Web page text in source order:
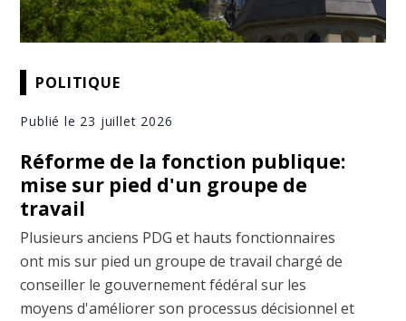
POLITIQUE
Publié le 23 juillet 2026
Réforme de la fonction publique:
mise sur pied d'un groupe de
travail
Plusieurs anciens PDG et hauts fonctionnaires
ont mis sur pied un groupe de travail chargé de
conseiller le gouvernement fédéral sur les
moyens d'améliorer son processus décisionnel et